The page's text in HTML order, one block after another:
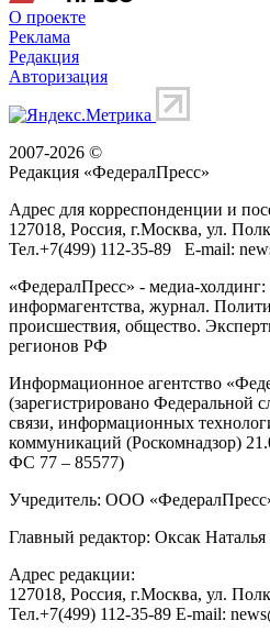
О проекте
Реклама
Редакция
Авторизация
2007-2026 ©
Редакция «ФедералПресс»
Адрес для корреспонденции и
127018, Россия, г.Москва, ул.
Тел.+7(499) 112-35-89 E-mail:
«ФедералПресс» - медиа-
информагентства, журнал.
происшествия, общество.
регионов РФ
Информационное агентство
(зарегистрировано Федеральной
связи, информационных
коммуникаций (Роскомнадзор)
ФС 77 – 85577)
Учредитель: ООО
Главный редактор: Оксак
Адрес редакции:
127018, Россия, г.Москва, ул.
Тел.+7(499) 112-35-89 E-mail: